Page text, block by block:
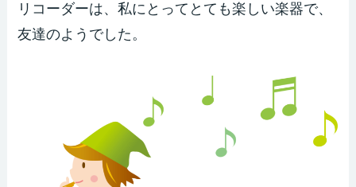
リコーダーは、私にとってとても楽しい楽器で、
友達のようでした。